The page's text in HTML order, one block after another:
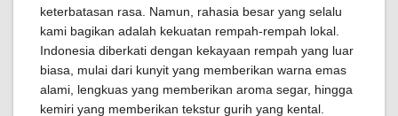
keterbatasan rasa. Namun, rahasia besar yang selalu
kami bagikan adalah kekuatan rempah-rempah lokal.
Indonesia diberkati dengan kekayaan rempah yang luar
biasa, mulai dari kunyit yang memberikan warna emas
alami, lengkuas yang memberikan aroma segar, hingga
kemiri yang memberikan tekstur gurih yang kental.